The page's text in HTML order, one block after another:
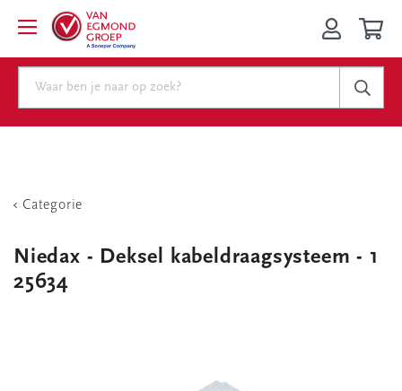
Categorie
Niedax - Deksel kabeldraagsysteem - 1
25634